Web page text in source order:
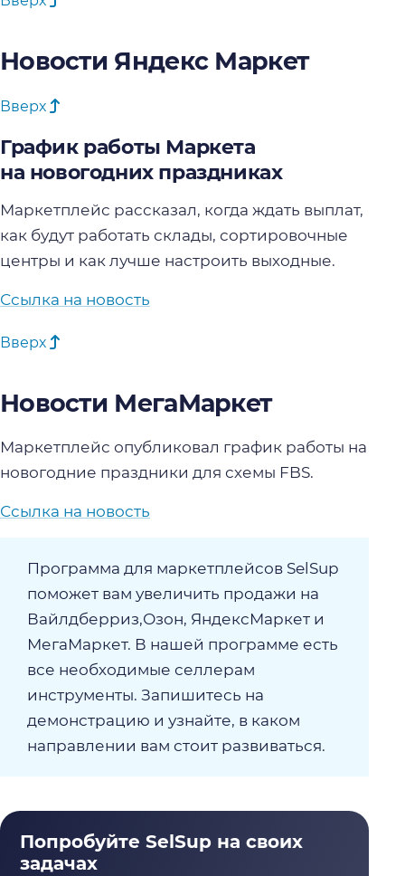
Новости Яндекс Маркет
Вверх
График работы Маркета
на новогодних праздниках
Маркетплейс рассказал, когда ждать выплат,
как будут работать склады, сортировочные
центры и как лучше настроить выходные.
Ссылка на новость
Вверх
Новости МегаМаркет
Маркетплейс опубликовал график работы на
новогодние праздники для схемы FBS.
Ссылка на новость
Программа для маркетплейсов SelSup
поможет вам увеличить продажи на
Вайлдберриз,Озон, ЯндексМаркет и
МегаМаркет. В нашей программе есть
все необходимые селлерам
инструменты. Запишитесь на
демонстрацию и узнайте, в каком
направлении вам стоит развиваться.